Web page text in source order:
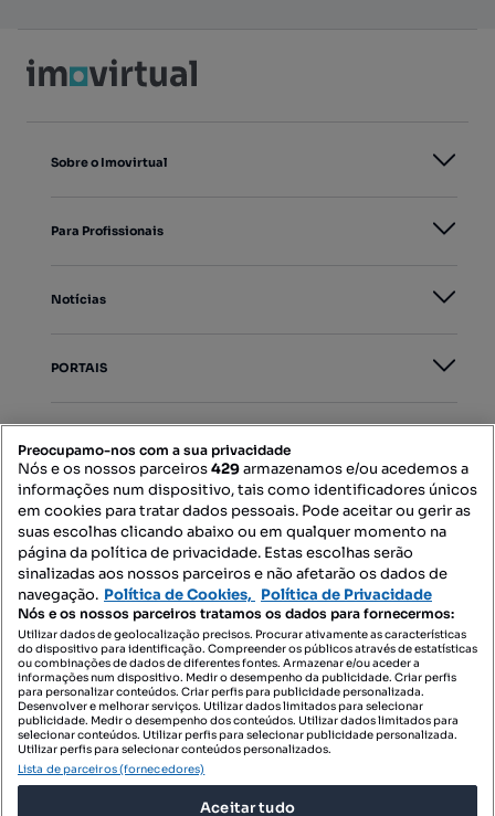
Sobre o Imovirtual
Para Profissionais
Notícias
PORTAIS
Contacte-nos
SIGA-NOS:
DESCARREGAR NA:
© 2026 Imovirtual.com, OLX Portugal, S.A.
Preocupamo-nos com a sua privacidade
Nós e os nossos parceiros429armazenamos e/ou acedemos a
informações num dispositivo, tais como identificadores únicos
em cookies para tratar dados pessoais. Pode aceitar ou gerir as
suas escolhas clicando abaixo ou em qualquer momento na
página da política de privacidade. Estas escolhas serão
sinalizadas aos nossos parceiros e não afetarão os dados de
navegação. Política de Cookies, Política de Privacidade
Nós e os nossos parceiros tratamos os dados para fornecermos:
Utilizar dados de geolocalização precisos. Procurar ativamente as características
do dispositivo para identificação. Compreender os públicos através de estatísticas
ou combinações de dados de diferentes fontes. Armazenar e/ou aceder a
informações num dispositivo. Medir o desempenho da publicidade. Criar perfis
para personalizar conteúdos. Criar perfis para publicidade personalizada.
Desenvolver e melhorar serviços. Utilizar dados limitados para selecionar
publicidade. Medir o desempenho dos conteúdos. Utilizar dados limitados para
selecionar conteúdos. Utilizar perfis para selecionar publicidade personalizada.
Utilizar perfis para selecionar conteúdos personalizados.
Lista de parceiros (fornecedores)
Aceitar tudo